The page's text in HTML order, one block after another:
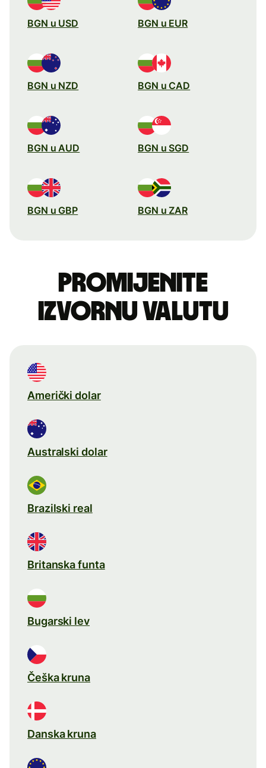
BGN u USD BGN u EUR
BGN u NZD BGN u CAD
BGN u AUD BGN u SGD
BGN u GBP BGN u ZAR
Promijenite
izvornu valutu
Američki dolar
Australski dolar
Brazilski real
Britanska funta
Bugarski lev
Češka kruna
Danska kruna